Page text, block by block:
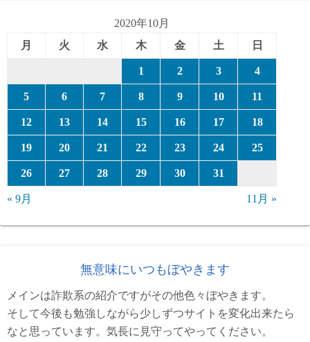
2020年10月
月
火 水 木 金 土 日
1 2 3 4
5 6 7 8 9 10 11
12 13 14 15 16 17 18
19 20 21 22 23 24 25
26 27 28 29 30 31
« 9月 11月 »
無意味にいつもぼやきます
メインは詐欺系の紹介ですがその他色々ぼやきます。
そして今後も勉強しながら少しずつサイトを変化出来たら
なと思っています。気長に見守ってやってください。